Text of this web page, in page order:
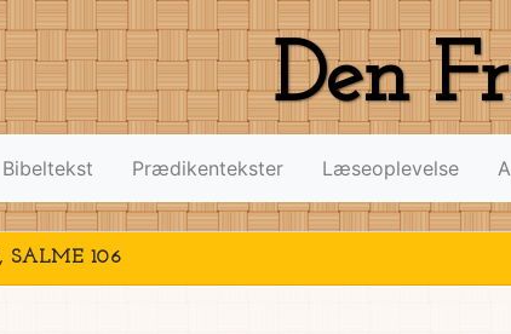
Den
Bibeltekst Prædikentekster Læseoplevelse
SALME 106